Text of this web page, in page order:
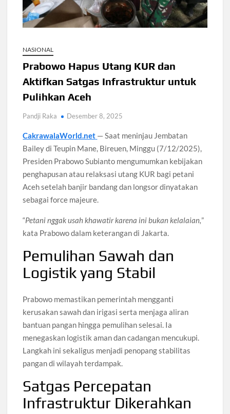
Santri Digital Tangsel Dibentuk Lewat Program AI
Pesantren
Bank Dunia Mulai Persiapan IDA22, Sri Mulyani Jadi Ketua
Independen
Dokter Ungkap Dampak Padel pada Cedera Kaki 2026
Sidang MK Bahas Tanggung Jawab Maskapai Saat Delay
Box Office Hollywood 2026 Tembus 4 Film Rp18 Triliun
NASIONAL
Prabowo Hapus Utang KUR dan
Aktifkan Satgas Infrastruktur untuk
Pulihkan Aceh
Pandji Raka Desember 8, 2025
CakrawalaWorld.net — Saat meninjau Jembatan
Bailey di Teupin Mane, Bireuen, Minggu (7/12/2025),
Presiden Prabowo Subianto mengumumkan kebijakan
penghapusan atau relaksasi utang KUR bagi petani
Aceh setelah banjir bandang dan longsor dinyatakan
sebagai force majeure.
“Petani nggak usah khawatir karena ini bukan kelalaian,”
kata Prabowo dalam keterangan di Jakarta.
Pemulihan Sawah dan
Logistik yang Stabil
Prabowo memastikan pemerintah mengganti
kerusakan sawah dan irigasi serta menjaga aliran
bantuan pangan hingga pemulihan selesai. Ia
menegaskan logistik aman dan cadangan mencukupi.
Langkah ini sekaligus menjadi penopang stabilitas
pangan di wilayah terdampak.
Satgas Percepatan
Infrastruktur Dikerahkan